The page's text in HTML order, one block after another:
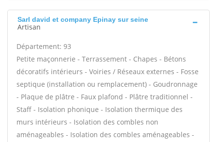
Sarl david et company Epinay sur seine
Artisan
Département: 93
Petite maçonnerie - Terrassement - Chapes - Bétons
décoratifs intérieurs - Voiries / Réseaux externes - Fosse
septique (installation ou remplacement) - Goudronnage
- Plaque de plâtre - Faux plafond - Plâtre traditionnel -
Staff - Isolation phonique - Isolation thermique des
murs intérieurs - Isolation des combles non
aménageables - Isolation des combles aménageables -